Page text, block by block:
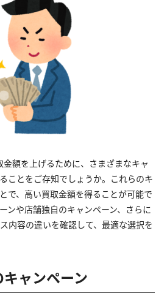
額を上げるために、さまざまなキャ
ことをご存知でしょうか。これらのキ
で、高い買取金額を得ることが可能で
ンや店舗独自のキャンペーン、さらに
内容の違いを確認して、最適な選択を
ャンペーン